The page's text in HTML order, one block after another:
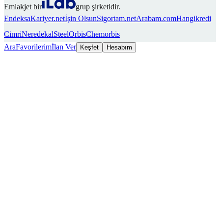
Emlakjet bir
grup şirketidir.
EndeksaKariyer.netİşin OlsunSigortam.netArabam.comHangikredi
CimriNeredekalSteelOrbisChemorbis
AraFavorilerimİlan Ver Keşfet Hesabım